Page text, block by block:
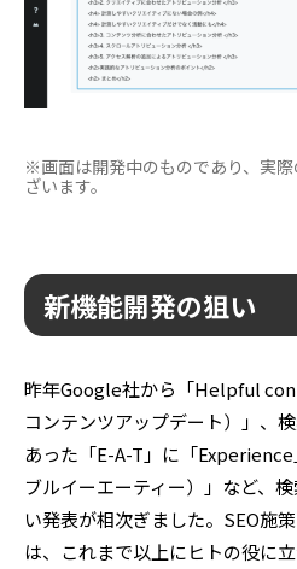
※画面は開発中のものであり、実
ざいます。
新機能開発の狙い
昨年Google社から「Helpful
コンテンツアップデート）」、
あった「E-A-T」に「
ブルイーエーティー）」など、
い発表が相次ぎました。SEO施
は、これまで以上にヒトの役に